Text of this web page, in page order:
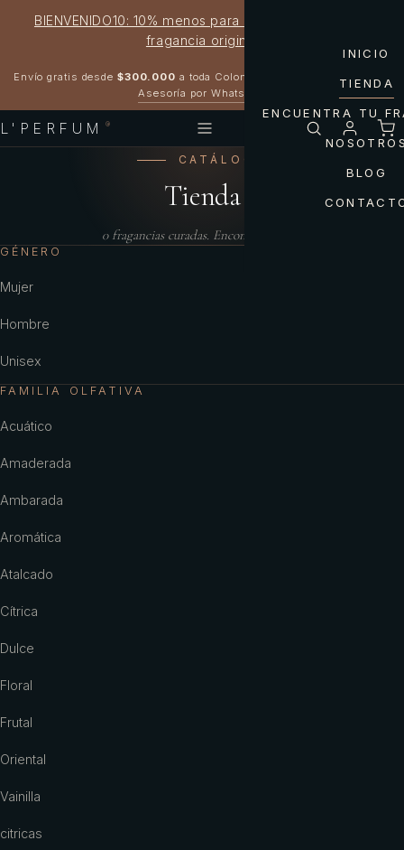
BIENVENIDO10: 10% menos para estrenar tu próxima
fragancia original
Envío gratis desde $300.000 a toda Colombia
Asesoría por WhatsApp
L'PERFUM ®
INICIO
TIENDA
ENCUENTRA TU
BLOG
CATÁLOGO
Tienda
0fragancias curadas. Encontrá la tuya.
GÉNERO
Mujer
Hombre
Unisex
FAMILIA OLFATIVA
Acuático
Amaderada
Ambarada
Aromática
Atalcado
Cítrica
Dulce
Floral
Frutal
Oriental
Vainilla
citricas